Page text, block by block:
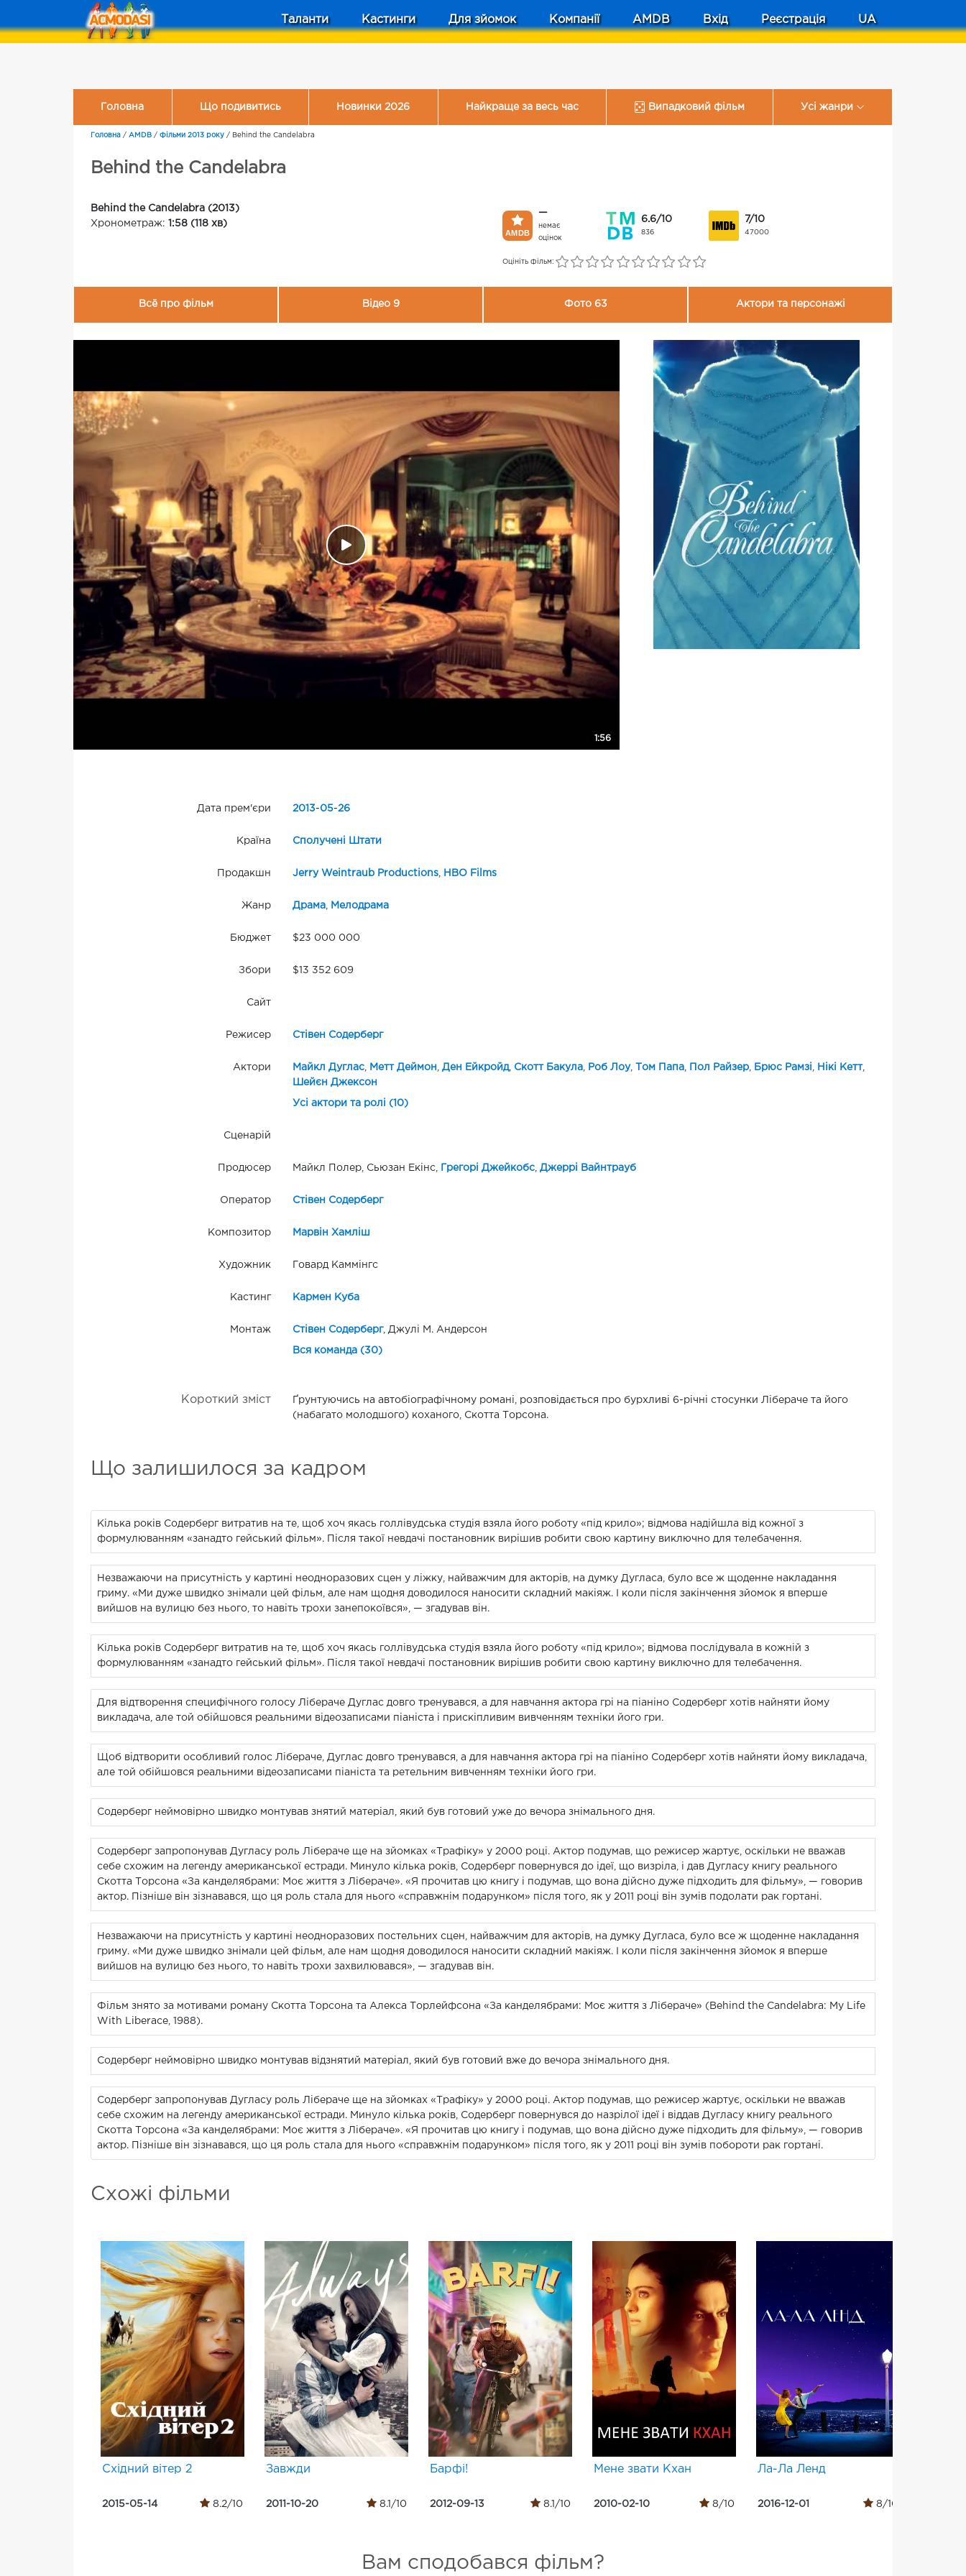
Таланти Кастинги Для зйомок Компанії AMDB Вхід Реєстрація UA
Головна Що подивитись Новинки 2026 Найкраще за весь час Випадковий фільм Усі жанри
Головна / AMDB / Фільми 2013 року / Behind the Candelabra
Behind the Candelabra
Behind the Candelabra (2013)
Хронометраж: 1:58 (118 хв)
—
немає
оцінок
6.6/10
836
7/10
47000
Оцініть фільм:
Всё про фільм Відео 9 Фото 63 Актори та персонажі
1:56
Дата прем'єри 2013-05-26
Країна Сполучені Штати
Продакшн Jerry Weintraub Productions, HBO Films
Жанр Драма, Мелодрама
Бюджет $23 000 000
Збори $13 352 609
Сайт
Режисер Стівен Содерберг
Актори Майкл Дуглас, Метт Деймон Ден Ейкройд, Скотт Бакула, Роб Лоу, Том Папа, Пол Райзер, Брюс Рамзі Нікі Кетт,
Шейєн Джексон
Усі актори та ролі (10)
Сценарій
Продюсер Майкл Полер, Сьюзан Екінс, Грегорі Джейкобс, Джеррі Вайнтрауб
Оператор Стівен Содерберг
Композитор Марвін Хамліш
Художник Говард Каммінгс
Кастинг Кармен Куба
Монтаж Стівен Содерберг, Джулі М. Андерсон
Вся команда (30)
Короткий зміст
Ґрунтуючись на автобіографічному романі, розповідається про бурхливі 6-річні стосунки Лібераче та його
(набагато молодшого) коханого, Скотта Торсона.
Що залишилося за кадром
Кілька років Содерберг витратив на те, щоб хоч якась голлівудська студія взяла його роботу «під крило»; відмова надійшла від кожної з
формулюванням «занадто гейський фільм». Після такої невдачі постановник вирішив робити свою картину виключно для телебачення.
Незважаючи на присутність у картині неодноразових сцен у ліжку, найважчим для акторів, на думку Дугласа, було все ж щоденне накладання
гриму. «Ми дуже швидко знімали цей фільм, але нам щодня доводилося наносити складний макіяж. І коли після закінчення зйомок я вперше
вийшов на вулицю без нього, то навіть трохи занепокоївся», — згадував він.
Кілька років Содерберг витратив на те, щоб хоч якась голлівудська студія взяла його роботу «під крило»; відмова послідувала в кожній з
формулюванням «занадто гейський фільм». Після такої невдачі постановник вирішив робити свою картину виключно для телебачення.
Для відтворення специфічного голосу Лібераче Дуглас довго тренувався, а для навчання актора грі на піаніно Содерберг хотів найняти йому
викладача, але той обійшовся реальними відеозаписами піаніста і прискіпливим вивченням техніки його гри.
Щоб відтворити особливий голос Лібераче, Дуглас довго тренувався, а для навчання актора грі на піаніно Содерберг хотів найняти йому викладача,
але той обійшовся реальними відеозаписами піаніста та ретельним вивченням техніки його гри.
Содерберг неймовірно швидко монтував знятий матеріал, який був готовий уже до вечора знімального дня.
Содерберг запропонував Дугласу роль Лібераче ще на зйомках «Трафіку» у 2000 році. Актор подумав, що режисер жартує, оскільки не вважав
себе схожим на легенду американської естради. Минуло кілька років, Содерберг повернувся до ідеї, що визріла, і дав Дугласу книгу реального
Скотта Торсона «За канделябрами: Моє життя з Лібераче». «Я прочитав цю книгу і подумав, що вона дійсно дуже підходить для фільму», — говорив
актор. Пізніше він зізнавався, що ця роль стала для нього «справжнім подарунком» після того, як у 2011 році він зумів подолати рак гортані.
Незважаючи на присутність у картині неодноразових постельних сцен, найважчим для акторів, на думку Дугласа, було все ж щоденне накладання
гриму. «Ми дуже швидко знімали цей фільм, але нам щодня доводилося наносити складний макіяж. І коли після закінчення зйомок я вперше
вийшов на вулицю без нього, то навіть трохи захвилювався», — згадував він.
Фільм знято за мотивами роману Скотта Торсона та Алекса Торлейфсона «За канделябрами: Моє життя з Лібераче» (Behind the Candelabra: My Life
With Liberace, 1988).
Содерберг неймовірно швидко монтував відзнятий матеріал, який був готовий вже до вечора знімального дня.
Содерберг запропонував Дугласу роль Лібераче ще на зйомках «Трафіку» у 2000 році. Актор подумав, що режисер жартує, оскільки не вважав
себе схожим на легенду американської естради. Минуло кілька років, Содерберг повернувся до назрілої ідеї і віддав Дугласу книгу реального
Скотта Торсона «За канделябрами: Моє життя з Лібераче». «Я прочитав цю книгу і подумав, що вона дійсно дуже підходить для фільму», — говорив
актор. Пізніше він зізнавався, що ця роль стала для нього «справжнім подарунком» після того, як у 2011 році він зумів побороти рак гортані.
Схожі фільми
Східний вітер 2
2015-05-14 8.2/10
Завжди
2011-10-20 8.1/10
Барфі!
2012-09-13 8.1/10
Мене звати Кхан
2010-02-10 8/10
Ла-Ла Ленд
2016-12-01 8/10
Вам сподобався фільм?